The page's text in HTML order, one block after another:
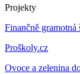
Projekty
Finančně gramotná
Proškoly.cz
Ovoce a zelenina